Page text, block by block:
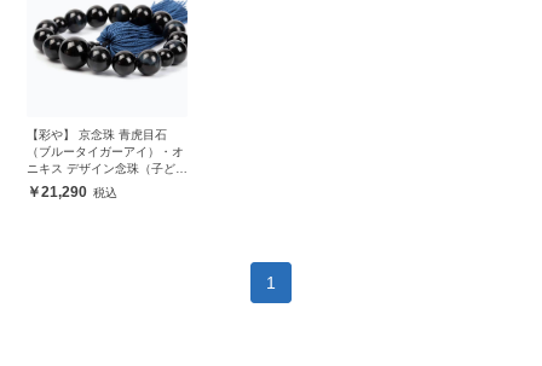
【彩や】 京念珠 青虎目石
（ブルータイガーアイ）・オ
ニキス デザイン念珠（子ども
用）21,290
1